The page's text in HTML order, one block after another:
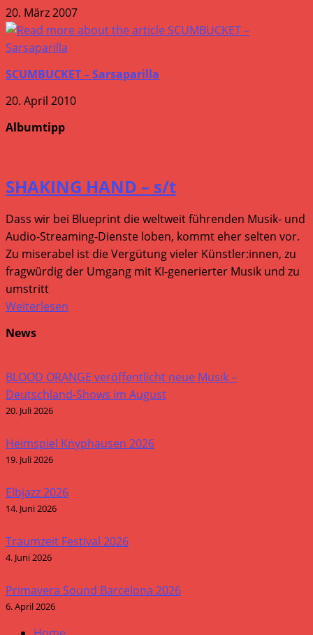
20. März 2007
SCUMBUCKET – Sarsaparilla
20. April 2010
Albumtipp
SHAKING HAND – s/t
Dass wir bei Blueprint die weltweit führenden Musik- und
Audio-Streaming-Dienste loben, kommt eher selten vor.
Zu miserabel ist die Vergütung vieler Künstler:innen, zu
fragwürdig der Umgang mit KI-generierter Musik und zu
umstritt
Weiterlesen
News
BLOOD ORANGE veröffentlicht neue Musik –
Deutschland-Shows im August
20. Juli 2026
Heimspiel Knyphausen 2026
19. Juli 2026
Elbjazz 2026
14. Juni 2026
Traumzeit Festival 2026
4. Juni 2026
Primavera Sound Barcelona 2026
6. April 2026